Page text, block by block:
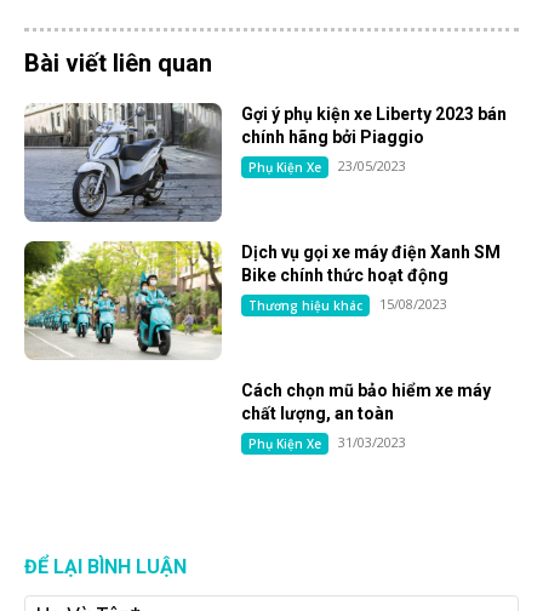
Bài viết liên quan
Gợi ý phụ kiện xe Liberty 2023 bán
chính hãng bởi Piaggio
Phụ Kiện Xe 23/05/2023
Dịch vụ gọi xe máy điện Xanh SM
Bike chính thức hoạt động
Thương hiệu khác 15/08/2023
Cách chọn mũ bảo hiểm xe máy
chất lượng, an toàn
Phụ Kiện Xe 31/03/2023
ĐỂ LẠI BÌNH LUẬN